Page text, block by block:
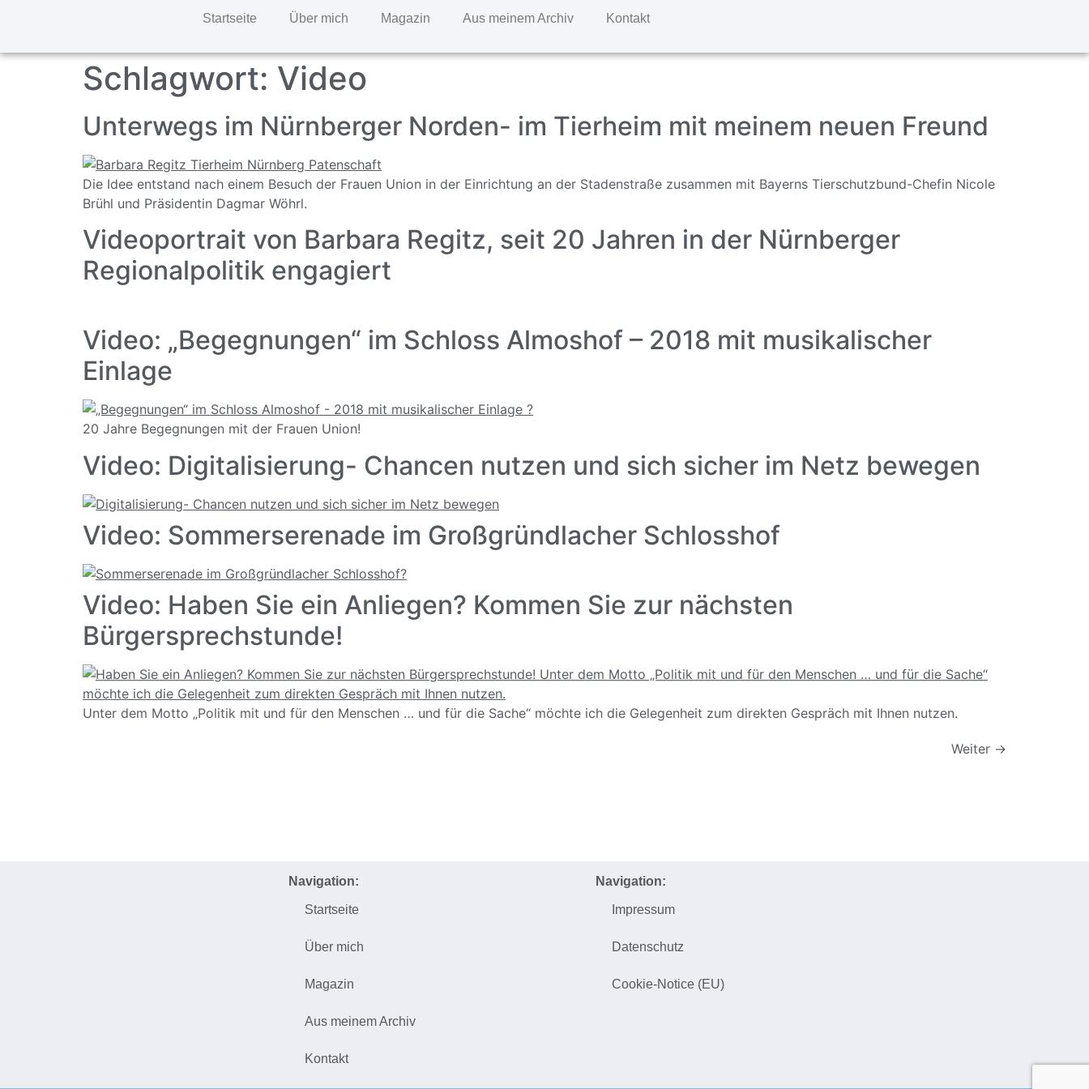
Startseite Über mich Magazin Aus meinem Archiv Kontakt
Schlagwort: Video
Unterwegs im Nürnberger Norden- im Tierheim mit meinem neuen Freund
Die Idee entstand nach einem Besuch der Frauen Union in der Einrichtung an der Stadenstraße zusammen mit Bayerns Tierschutzbund-Chefin Nicole
Brühl und Präsidentin Dagmar Wöhrl.
Videoportrait von Barbara Regitz, seit 20 Jahren in der Nürnberger
Regionalpolitik engagiert
Video: „Begegnungen“ im Schloss Almoshof – 2018 mit musikalischer
Einlage
20 Jahre Begegnungen mit der Frauen Union!
Video: Digitalisierung- Chancen nutzen und sich sicher im Netz bewegen
Video: Sommerserenade im Großgründlacher Schlosshof
Video: Haben Sie ein Anliegen? Kommen Sie zur nächsten
Bürgersprechstunde!
Unter dem Motto „Politik mit und für den Menschen … und für die Sache“ möchte ich die Gelegenheit zum direkten Gespräch mit Ihnen nutzen.
Weiter →
Navigation:
Startseite
Über mich
Magazin
Aus meinem Archiv
Kontakt
Navigation:
Impressum
Datenschutz
Cookie-Notice (EU)